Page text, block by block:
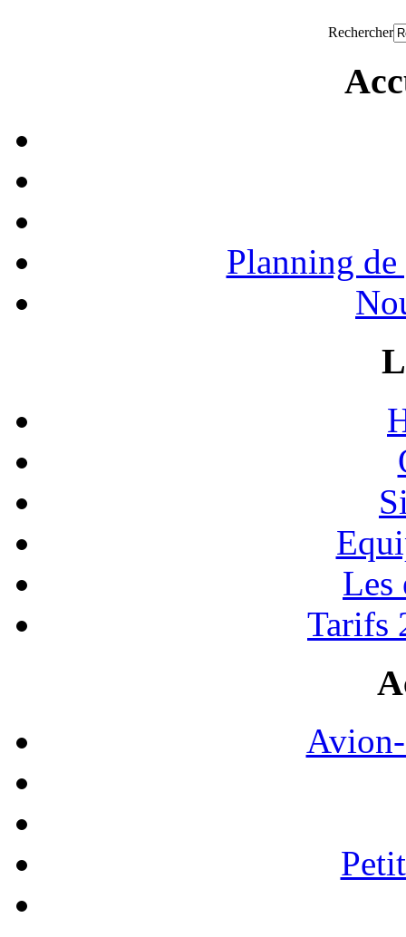
Rechercher
Planning de
Les
Tarifs